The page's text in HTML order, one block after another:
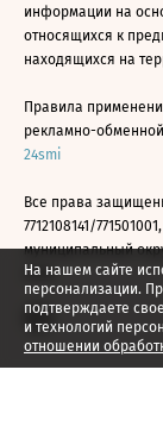
На нашем сайте
персонализации.
подтверждаете свое
и технологий
отношении
информации на
относящихся к
находящихся на
Правила
рекламно-
24smi
Все права
7712108141/
муниципальный
2026